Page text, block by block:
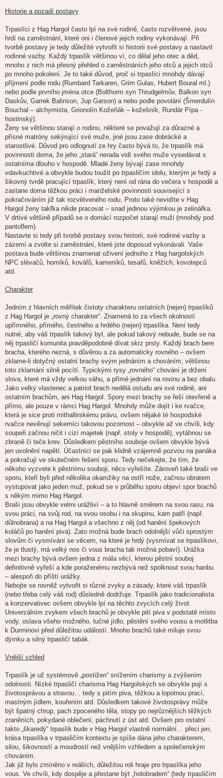
Historie a pozadí postavy
Trpaslíci z Hag Hargol často lpí na své rodině, často rozvětvené, jsou
hrdí na zaměstnání, které oni i členové jejich rodiny vykonávají. Při
tvorbě postavy je tedy důležité vytvořit si historii své postavy a nastavit
rodinné vazby. Každý trpaslík většinou ví, co dělal jeho otec a děd,
mnoho z nich má přesný přehled o zaměstnáních jeho otců a jejich otců
po mnoho pokolení. Je to také důvod, proč si trpaslíci mnohdy dávají
příjmení podle rodu (Rumbard Tarkaren, Grim Gulas, Hubert Boural ml.)
nebo podle prvního jména otce (Bolthorm syn Thrudgelmův, Balkon syn
Daskův, Garrek Balinson, Jup Garson) a nebo podle povolání (Šmerdulín
Bouchal – alchymista, Grionolín Kožeňák – kožešník, Rundár Pípa -
hostinský).
Ženy se většinou starají o rodinu, některé se považují za důrazné a
přísné matróny sekýrující své muže, jiné jsou zase dobrácké a
starostlivé. Důvod pro odlognutí ze hry často bývá to, že trpaslík má
povinnosti doma, že jeho „stará“ nerada vidí svého muže vysedávat s
ostatníma dlouho v hospodě. Mladé ženy bývají zase mnohdy
vdavkuchtivé a obvykle budou toužit po trpasličím idolu, kterým je hrdý a
šikovný tvrdě pracující trpaslík, který není od rána do večera v hospodě a
zastane doma těžkou práci i manželské povinnosti související s
pokračováním již tak rozvětveného rodu. Proto také nevidíte v Hag
Hargol ženy takřka nikde pracovat – snad jedinou výjimkou je zelinářka.
V drtivé většině případů se o domácí rozpočet starají muži (mnohdy pod
pantoflem).
Nastavte si tedy při tvorbě postavy svou historii, své rodinné vazby a
zázemí a zvolte si zaměstnání, které jste doposud vykonávali. Vaše
postava bude většinou znamenat oživení jednoho z Hag hargolských
NPC slévačů, horníků, kovářů, kameníků, tesařů, kněžích, kovotepců
atd.
Charakter
Jedním z hlavních měřítek čistoty charakteru ostatních (nejen) trpaslíků
z Hag Hargol je „rovný charakter“. Znamená to za všech okolností
upřímného, přímého, čestného a hrdého (nejen) trpaslíka. Není tedy
nutné, aby váš trpaslík takový byl, ale pokud takový nebude, bude se na
něj trpasličí komunita pravděpodobně dívat skrz prsty. Každý brach bere
bracha, kterého nezná, s důvěrou a za automaticky rovného – ovšem
zklame-li dotyčný ostatní brachy svým jednáním a chováním, většinou
toto zklamání silně pocítí. Typickými rysy „rovného“ chování je držení
slova, které má vždy velkou váhu, a přímé jednání na rovinu a bez obalu.
Jako velký vlastenec a patriot brach nedělá ostudu ani své rodině, ani
ostatním brachům, ani Hag Hargol. Spory mezi brachy se řeší otevřeně a
přímo, ale pouze v rámci Hag Hargol. Mnohdy může dojít i ke rvačce,
která je sice proti mithallirskému právu, ovšem nějaké té hospodské
rvačce nevěnují sekerníci takovou pozornost – obvykle až ve chvíli, kdy
soupeři začnou ničit i cizí majetek (např. stoly v hospodě), vytáhnou se
zbraně či teče krev. Důsledkem pěstního souboje ovšem obvykle bývá
jen uvolnění napětí. Účastníci se pak klidně vzájemně pozvou na panáka
a pokračují ve skutečném řešení sporu. Tedy nečekejte, že tím, že
někoho vyzvete k pěstnímu souboji, něco vyřešíte. Zároveň také braši ve
sporu, kteří byli před několika okamžiky na ostří nože, začnou obratem
vystupovat jako jeden muž, pokud se v průběhu sporu objeví spor brachů
s někým mimo Hag Hargol.
Braši jsou obvykle velmi urážliví – a to hlavně směrem na svou rasu, na
svou práci, na svůj rod, na svou osobu i na skupinu, kam patří (např.
důlnobrana) a na Hag Hargol a všechno z něj (od hanění špekových
koláčů po hanění piva). Zato možná bude brach odolnější vůči sprostým
slovům či vysmívání se věcem, na které je hrdý (vysmívat se trpaslíkovi,
že je tlustý, má velký nos či vous bracha tak možná pobaví). Urážka
mezi brachy bývá ovšem jedna z mála věcí, kterou pěstní souboj
definitivně vyřeší a kde poraženému nezbývá než spolknout svou hanbu
– alespoň do příští urážky.
Nebojte se rovněž vytvořit si různé zvyky a zásady, které váš trpaslík
(nebo třeba celý váš rod) důsledně dodržuje. Trpaslík jako tradicionalista
a konzervativec ovšem obvykle lpí na těchto zvycích celý život.
Univerzálním zvykem všech brachů je obvykle pití piva v podstatě místo
vody, oslava všeho možného, tučné jídlo, pěstění svého vousu a motlitba
k Durminovi před důležitou událostí. Mnoho brachů také miluje svou
dýmku a silný trpasličí tabák.
Vnější vzhled
Trpaslík je už systémově „postižen“ snížením charismy a zvýšením
odolnosti. Nízké trpasličí charisma Hag Hargolských se obvykle pojí s
životosprávou a stravou… tedy s pitím piva, těžkou a lopotnou prací,
mastným jídlem, kouřením atd. Důsledkem takové životosprávy může
být špatný chrup, pach zpoceného těla, stopy po nejrůznějších těžkých
zraněních, pokydané oblečení, páchnutí z úst atd. Ovšem pro ostatní
takto „škaredý“ trpaslík bude v Hag Hargol vlastně normální… přeci jen,
krása trpaslíka v trpasličím kontextu je spíše dána jeho charakterem,
silou, šikovností a moudrostí než vnějším vzhledem a společenským
chováním.
Jak již bylo zmíněno v reáliích, důležitou roli hraje pro trpaslíka jeho
vous. Ve chvíli, kdy dospěje a přestane být „holobradem“ (tedy trpasličím